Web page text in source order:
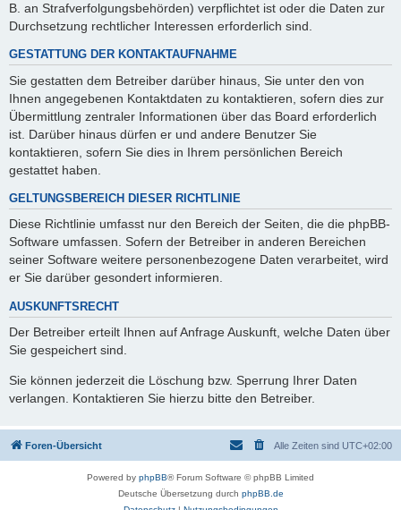
B. an Strafverfolgungsbehörden) verpflichtet ist oder die Daten zur
Durchsetzung rechtlicher Interessen erforderlich sind.
GESTATTUNG DER KONTAKTAUFNAHME
Sie gestatten dem Betreiber darüber hinaus, Sie unter den von
Ihnen angegebenen Kontaktdaten zu kontaktieren, sofern dies zur
Übermittlung zentraler Informationen über das Board erforderlich
ist. Darüber hinaus dürfen er und andere Benutzer Sie
kontaktieren, sofern Sie dies in Ihrem persönlichen Bereich
gestattet haben.
GELTUNGSBEREICH DIESER RICHTLINIE
Diese Richtlinie umfasst nur den Bereich der Seiten, die die phpBB-
Software umfassen. Sofern der Betreiber in anderen Bereichen
seiner Software weitere personenbezogene Daten verarbeitet, wird
er Sie darüber gesondert informieren.
AUSKUNFTSRECHT
Der Betreiber erteilt Ihnen auf Anfrage Auskunft, welche Daten über
Sie gespeichert sind.
Sie können jederzeit die Löschung bzw. Sperrung Ihrer Daten
verlangen. Kontaktieren Sie hierzu bitte den Betreiber.
Foren-Übersicht Alle Zeiten sind UTC+02:00
Powered by phpBB® Forum Software © phpBB Limited
Deutsche Übersetzung durch phpBB.de